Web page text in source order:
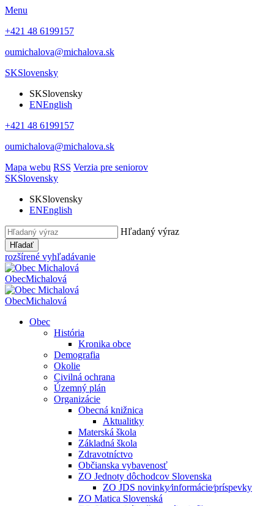
Menu
+421 48 6199157
oumichalova@michalova.sk
SKSlovensky
SKSlovensky
ENEnglish
+421 48 6199157
oumichalova@michalova.sk
Mapa webu RSS Verzia pre seniorov
SKSlovensky
SKSlovensky
ENEnglish
Hľadaný výraz
Hľadať
rozšírené vyhľadávanie
ObecMichalová
ObecMichalová
Obec
História
Kronika obce
Demografia
Okolie
Civilná ochrana
Územný plán
Organizácie
Obecná knižnica
Aktualitky
Materská škola
Základná škola
Zdravotníctvo
Občianska vybavenosť
ZO Jednoty dôchodcov Slovenska
ZO JDS novinky⁄informácie⁄príspevky
ZO Matica Slovenská